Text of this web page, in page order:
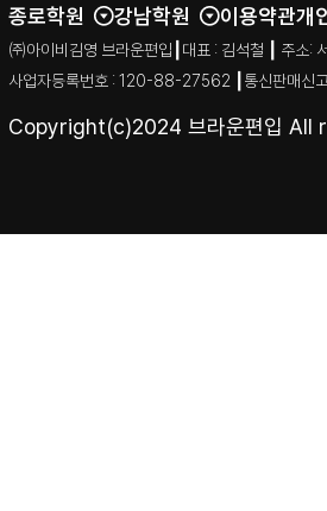
종로학원 강남학원 이용약관개
㈜아이비김영 브라운편입┃대표 : 김석철 ┃ 주
사업자등록번호 : 120-88-27562 ┃통신판매신
Copyright(c)2024 브라운편입